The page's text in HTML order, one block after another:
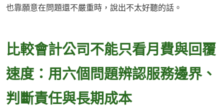
也靠願意在問題還不嚴重時，說出不太好聽的話。
比較會計公司不能只看月費與回覆
速度：用六個問題辨認服務邊界、
判斷責任與長期成本